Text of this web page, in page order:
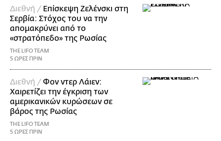
Διεθνή / Επίσκεψη Ζελένσκι στη
Σερβία: Στόχος του να την
απομακρύνει από το
«στρατόπεδο» της Ρωσίας
THE LIFO TEAM
5 ΩΡΕΣ ΠΡΙΝ
Διεθνή /Φον ντερ Λάιεν:
Χαιρετίζει την έγκριση των
αμερικανικών κυρώσεων σε
βάρος της Ρωσίας
THE LIFO TEAM
5 ΩΡΕΣ ΠΡΙΝ